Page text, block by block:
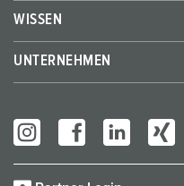
WISSEN
UNTERNEHMEN